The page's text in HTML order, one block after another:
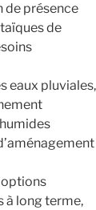
de présence
de
eaux pluviales,
options
à long terme,